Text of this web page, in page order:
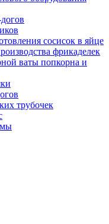
сосисок в яйце
фрикаделек
ваты попкорна и
трубочек